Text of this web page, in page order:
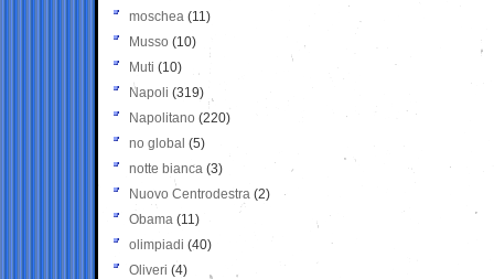
moschea (11)
Musso (10)
Muti (10)
Napoli (319)
Napolitano (220)
no global (5)
notte bianca (3)
Nuovo Centrodestra (2)
Obama (11)
olimpiadi (40)
Oliveri (4)